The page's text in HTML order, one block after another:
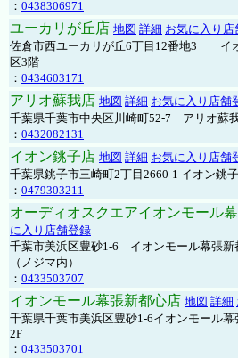
： 0438306971
ユーカリが丘店 地図 詳細 お気に入り店
佐倉市西ユーカリが丘6丁目12番地3 イ
区3階
： 0434603171
アリオ蘇我店 地図 詳細 お気に入り店舗
千葉県千葉市中央区川崎町52-7 アリオ蘇
： 0432082131
イオン銚子店 地図 詳細 お気に入り店舗
千葉県銚子市三崎町2丁目2660-1 イオン銚
： 0479303211
オーディオスクエアイオンモール
に入り店舗登録
千葉市美浜区豊砂1-6 イオンモール幕張
（ノジマ内）
： 0433503707
イオンモール幕張新都心店 地図 詳細
千葉県千葉市美浜区豊砂1-6イオンモール
2F
： 0433503701